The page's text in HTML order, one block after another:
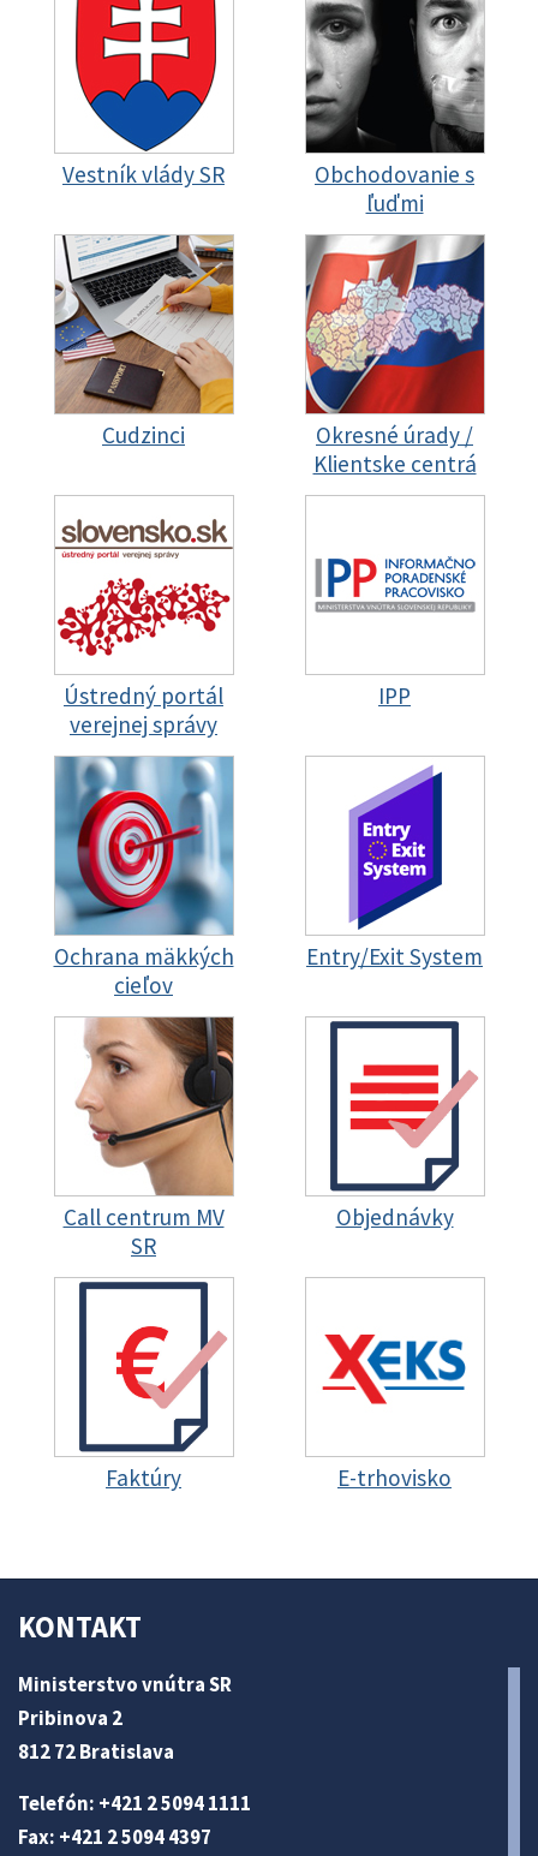
Vestník vlády SR
Obchodovanie s
ľuďmi
Cudzinci
Okresné úrady /
Klientske centrá
Ústredný portál
verejnej správy
IPP
Ochrana mäkkých
cieľov
Entry/Exit System
Call centrum MV
SR
Objednávky
Faktúry E-trhovisko
KONTAKT
Ministerstvo vnútra SR
Pribinova 2
812 72 Bratislava
Telefón: +421 2 5094 1111
Fax: +421 2 5094 4397